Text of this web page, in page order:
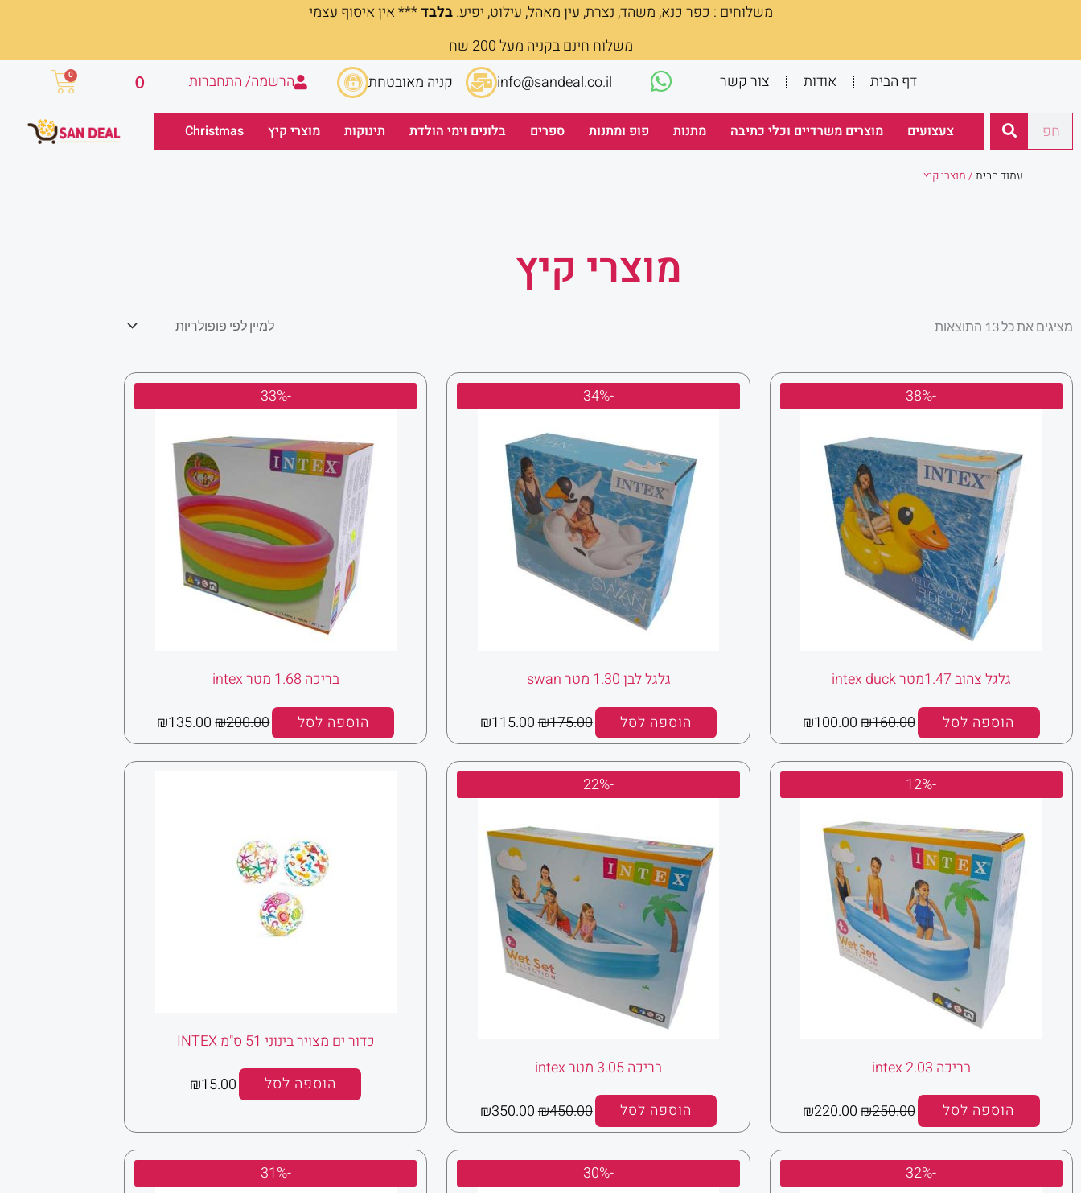
משלוחים : כפר כנא, משהד, נצרת, עין מאהל, עילוט, יפיע.בלבד*** אין איסוף עצמי
משלוח חינם בקניה מעל 200 שח
דף הבית
אודות צור קשר info@sandeal.co.il קניה מאובטחת הרשמה/ התחברות 0
0
עגלת
חיפוש צעצועים מוצרים משרדיים וכלי כתיבה מתנות פופ ומתנות ספרים בלונים וימי הולדת תינוקות מוצרי קיץ Christmas
עמוד הבית/ מוצרי קיץ
מוצרי קיץ
מציגים את כל ⁦13⁩ התוצאות
ממוין
פופולריות
-38%
גלגל צהוב 1.47מטר intex duck
הוספה לסל
₪160.00
המחיר
₪160.00.
₪100.00
המחיר
-34%
גלגל לבן 1.30 מטר swan
הוספה לסל
₪175.00
המחיר
₪175.00.
₪115.00
המחיר
-33%
בריכה 1.68 מטר intex
הוספה לסל
₪200.00
המחיר
₪200.00.
₪135.00
המחיר
-12%
בריכה 2.03 intex
הוספה לסל
₪250.00
המחיר
₪250.00.
₪220.00
המחיר
-22%
בריכה 3.05 מטר intex
הוספה לסל
₪450.00
המחיר
₪450.00.
₪350.00
המחיר
כדור ים מצויר בינוני 51 ס"מ INTEX
הוספה לסל
₪15.00
-32%
המחיר המחיר
-30%
המחיר
המחיר
-31%
המחיר
המחיר